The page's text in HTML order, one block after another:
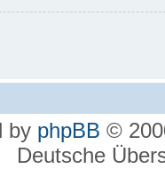
by phpBB ©
Deutsche